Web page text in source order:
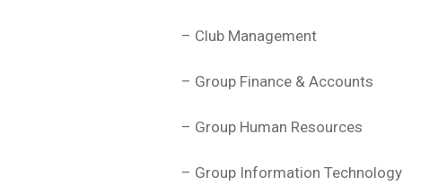
– Club Management
– Group Finance & Accounts
– Group Human Resources
– Group Information Technology